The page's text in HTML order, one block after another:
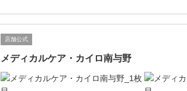
店舗公式
メディカルケア・カイロ南与野